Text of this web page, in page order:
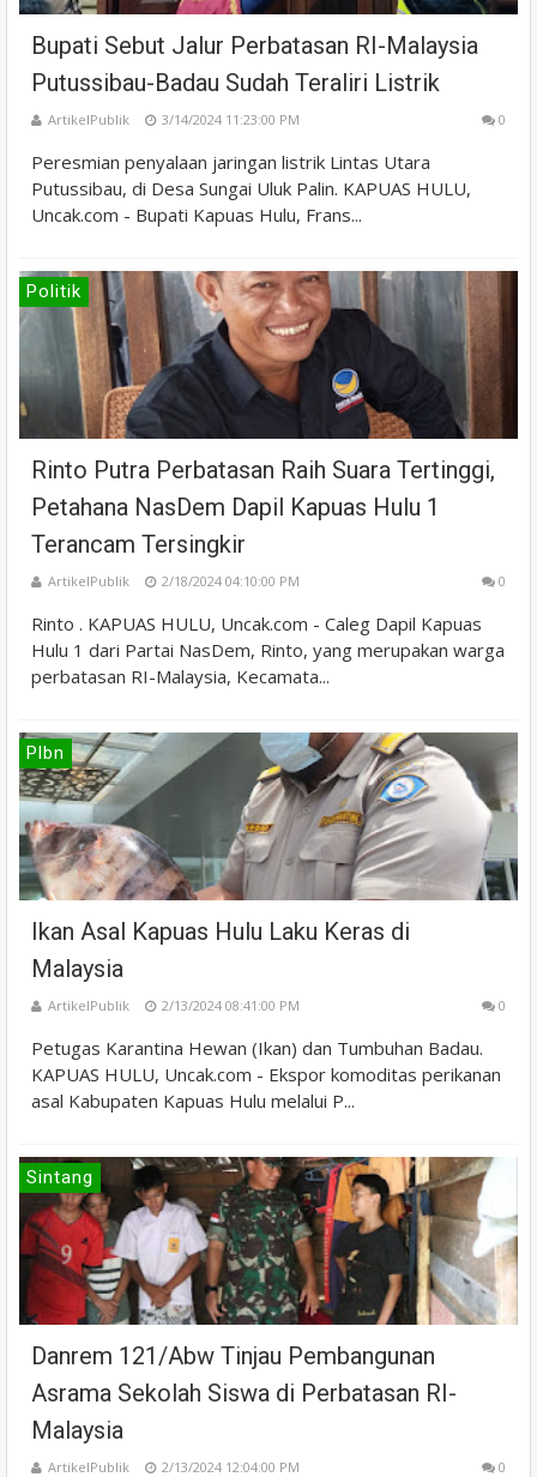
Bupati Sebut Jalur Perbatasan RI-Malaysia
Putussibau-Badau Sudah Teraliri Listrik
ArtikelPublik 3/14/2024 11:23:00 PM 0
Peresmian penyalaan jaringan listrik Lintas Utara
Putussibau, di Desa Sungai Uluk Palin. KAPUAS HULU,
Uncak.com - Bupati Kapuas Hulu, Frans...
Politik
Rinto Putra Perbatasan Raih Suara Tertinggi,
Petahana NasDem Dapil Kapuas Hulu 1
Terancam Tersingkir
ArtikelPublik 2/18/2024 04:10:00 PM 0
Rinto . KAPUAS HULU, Uncak.com - Caleg Dapil Kapuas
Hulu 1 dari Partai NasDem, Rinto, yang merupakan warga
perbatasan RI-Malaysia, Kecamata...
Plbn
Ikan Asal Kapuas Hulu Laku Keras di
Malaysia
ArtikelPublik 2/13/2024 08:41:00 PM 0
Petugas Karantina Hewan (Ikan) dan Tumbuhan Badau.
KAPUAS HULU, Uncak.com - Ekspor komoditas perikanan
asal Kabupaten Kapuas Hulu melalui P...
Sintang
Danrem 121/Abw Tinjau Pembangunan
Asrama Sekolah Siswa di Perbatasan RI-
Malaysia
ArtikelPublik 2/13/2024 12:04:00 PM 0